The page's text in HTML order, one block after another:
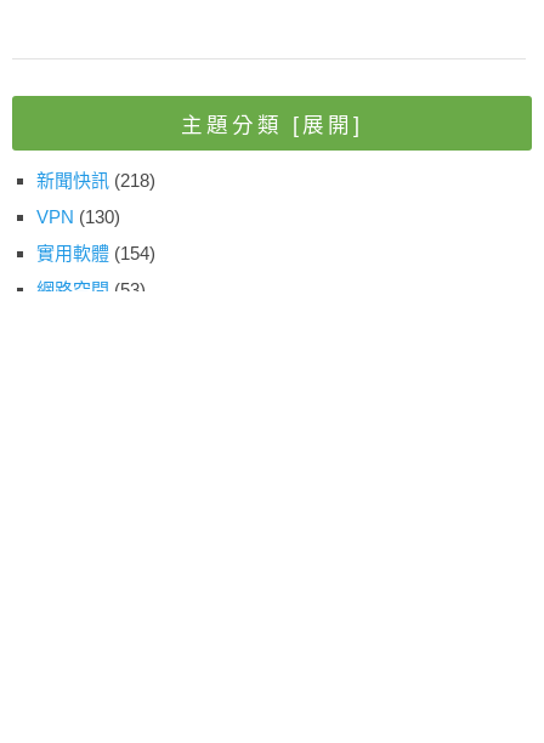
主題分類 [展開]
新聞快訊 (218)
VPN (130)
實用軟體 (154)
網路空間 (53)